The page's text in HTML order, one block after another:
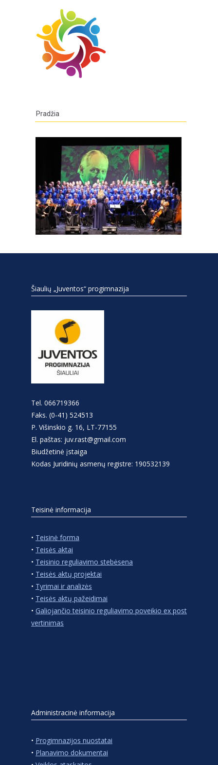
Pradžia
Šiaulių „Juventos“ progimnazija
Tel. 066719366
Faks. (0-41) 524513
P. Višinskio g. 16, LT-77155
El. paštas: juv.rast@gmail.com
Biudžetinė įstaiga
Kodas Juridinių asmenų registre: 190532139
Teisinė informacija
• Teisinė forma
• Teisės aktai
• Teisinio reguliavimo stebėsena
• Teisės aktų projektai
• Tyrimai ir analizės
• Teisės aktų pažeidimai
• Galiojančio teisinio reguliavimo poveikio ex post
vertinimas
Administracinė informacija
• Progimnazijos nuostatai
• Planavimo dokumentai